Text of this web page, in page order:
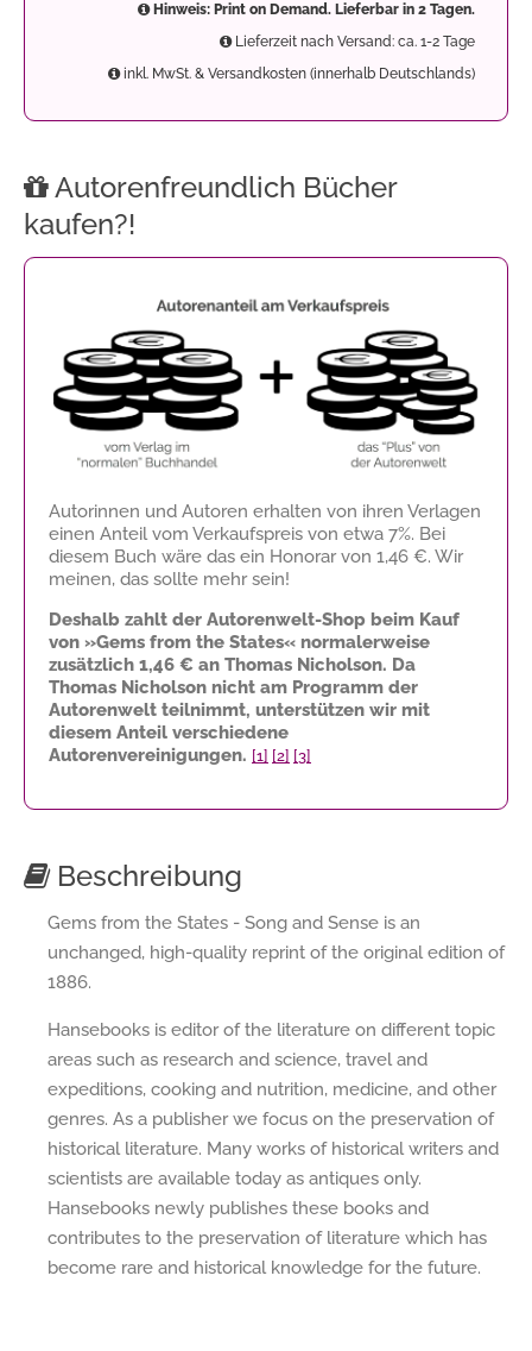
Hinweis: Print on Demand. Lieferbar in 2 Tagen.
Lieferzeit nach Versand: ca. 1-2 Tage
inkl. MwSt. & Versandkosten (innerhalb Deutschlands)
Autorenfreundlich Bücher
kaufen?!
Autorinnen und Autoren erhalten von ihren Verlagen
einen Anteil vom Verkaufspreis von etwa 7%. Bei
diesem Buch wäre das ein Honorar von 1,46 €. Wir
meinen, das sollte mehr sein!
Deshalb zahlt der Autorenwelt-Shop beim Kauf
von »Gems from the States« normalerweise
zusätzlich 1,46 € an Thomas Nicholson. Da
Thomas Nicholson nicht am Programm der
Autorenwelt teilnimmt, unterstützen wir mit
diesem Anteil verschiedene
Autorenvereinigungen. [1] [2] [3]
Beschreibung
Gems from the States - Song and Sense is an
unchanged, high-quality reprint of the original edition of
1886.
Hansebooks is editor of the literature on different topic
areas such as research and science, travel and
expeditions, cooking and nutrition, medicine, and other
genres. As a publisher we focus on the preservation of
historical literature. Many works of historical writers and
scientists are available today as antiques only.
Hansebooks newly publishes these books and
contributes to the preservation of literature which has
become rare and historical knowledge for the future.